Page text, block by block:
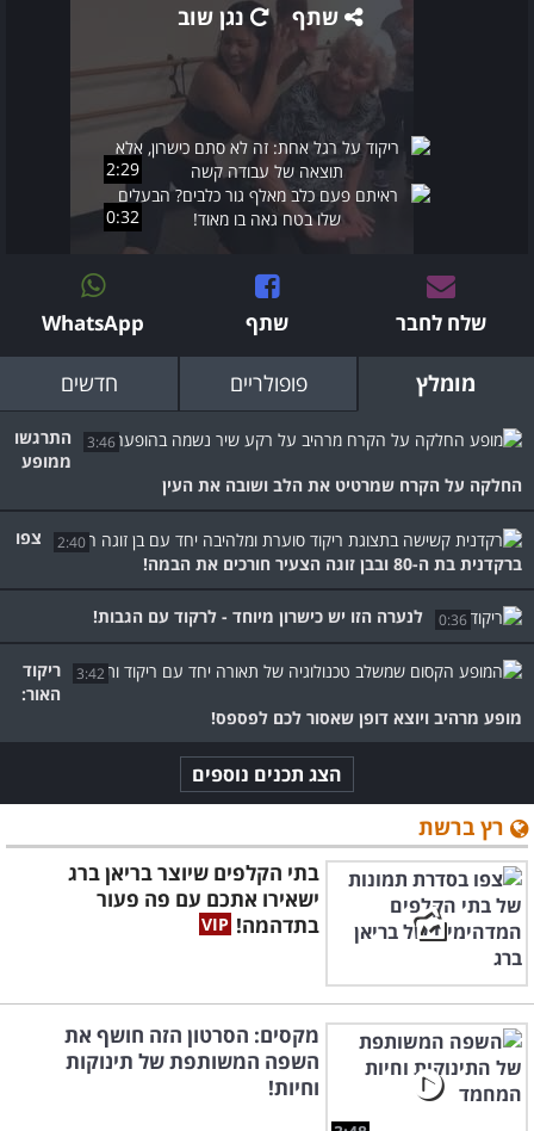
שתף נגן שוב
2:29
0:32
שלח לחבר שתף WhatsApp
מומלץ פופולריים חדשים
3:46
התרגשו
ממופע
החלקה על הקרח שמרטיט את הלב ושובה את העין
2:40
צפו
ברקדנית בת ה-80 ובבן זוגה הצעיר חורכים את הבמה!
0:36 לנערה הזו יש כישרון מיוחד - לרקוד עם הגבות!
3:42
ריקוד
האור:
מופע מרהיב ויוצא דופן שאסור לכם לפספס!
הצג תכנים נוספים
רץ ברשת
בתי הקלפים שיוצר בריאן ברג
ישאירו אתכם עם פה פעור
בתדהמה!
מקסים: הסרטון הזה חושף את
השפה המשותפת של תינוקות
וחיות!